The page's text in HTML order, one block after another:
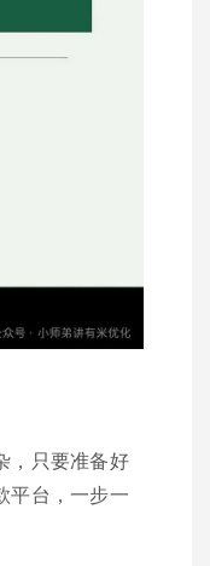
，只要准备好
平台，一步一